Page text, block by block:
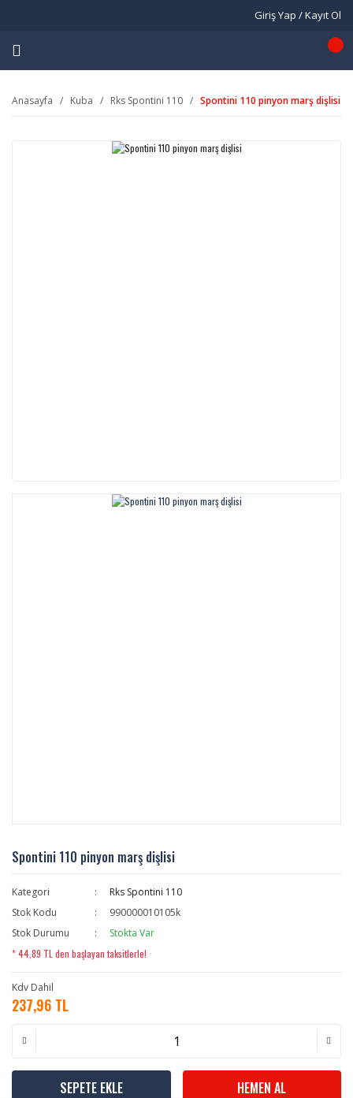
Giriş Yap / Kayıt Ol
Anasayfa Kuba Rks Spontini 110 Spontini 110 pinyon marş dişlisi
Spontini 110 pinyon marş dişlisi
Kategori
Rks Spontini 110
Stok Kodu
990000010105k
Stok Durumu
Stokta Var
* 44,89 TL den başlayan taksitlerle!
Kdv Dahil
237,96 TL
SEPETE EKLE HEMEN AL